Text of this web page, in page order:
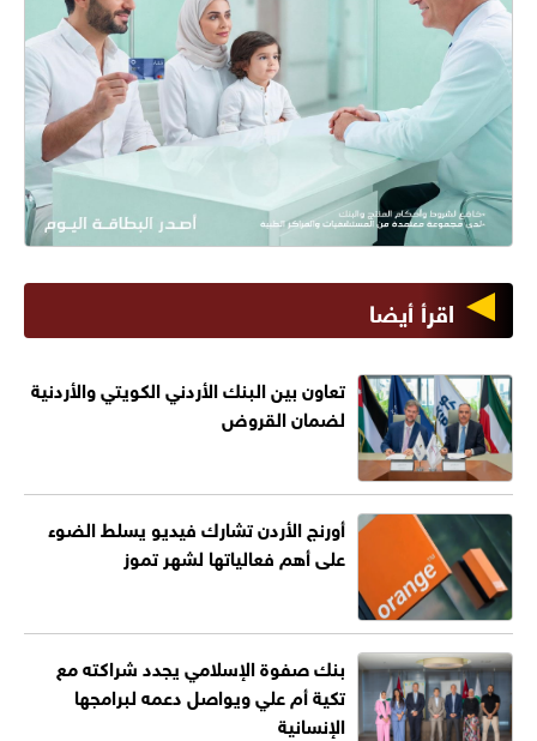
اقرأ أيضا
تعاون بين البنك الأردني الكويتي والأردنية
لضمان القروض
أورنج الأردن تشارك فيديو يسلط الضوء
على أهم فعالياتها لشهر تموز
بنك صفوة الإسلامي يجدد شراكته مع
تكية أم علي ويواصل دعمه لبرامجها
الإنسانية